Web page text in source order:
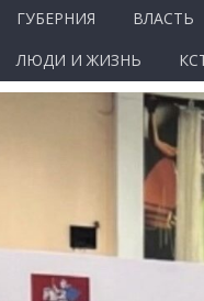
ГУБЕРНИЯ ВЛАСТЬ
ЛЮДИ И ЖИЗНЬ